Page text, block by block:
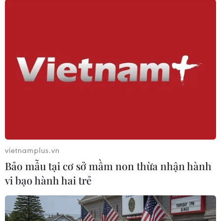
25.000 giờ đồng hồ, đến từ hơn 30 trung tâm
BAA Training ở trên châu Âu, Bắc và Nam Mỹ,
châu Phi và châu Á./.
vietnamplus.vn
Bảo mẫu tại cơ sở mầm non thừa nhận hành
vi bạo hành hai trẻ